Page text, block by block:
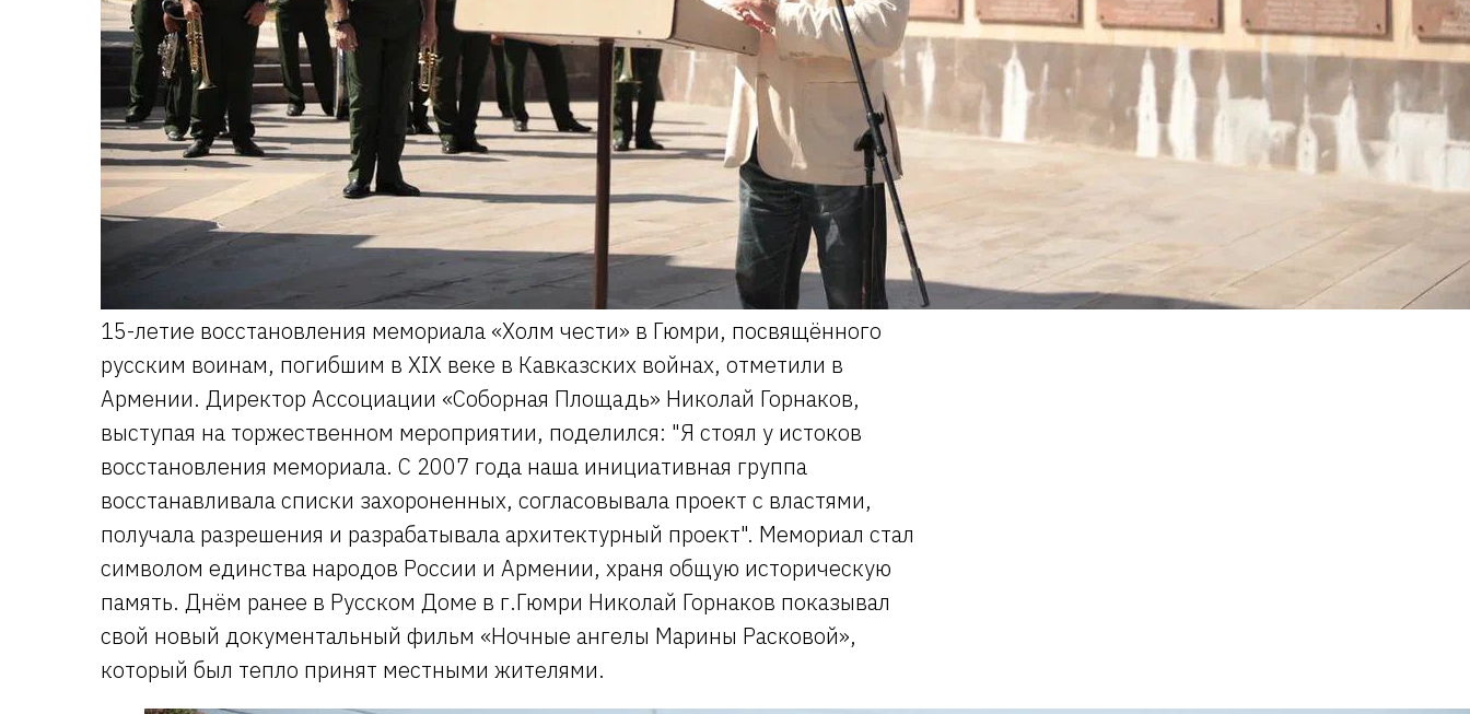
15-летие восстановления мемориала «Холм чести» в Гюмри, посвящённого
русским воинам, погибшим в XIX веке в Кавказских войнах, отметили в
Армении. Директор Ассоциации «Соборная Площадь» Николай Горнаков,
выступая на торжественном мероприятии, поделился: "Я стоял у истоков
восстановления мемориала. С 2007 года наша инициативная группа
восстанавливала списки захороненных, согласовывала проект с властями,
получала разрешения и разрабатывала архитектурный проект". Мемориал стал
символом единства народов России и Армении, храня общую историческую
память. Днём ранее в Русском Доме в г.Гюмри Николай Горнаков показывал
свой новый документальный фильм «Ночные ангелы Марины Расковой»,
который был тепло принят местными жителями.